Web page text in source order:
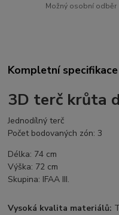
Možný osobní odběr
Kompletní specifikace
3D terč krůta
Jednodílný terč
Počet bodovaných zón: 3
Délka: 74 cm
Výška: 72 cm
Skupina: IFAA III.
Vysoká kvalita materiálů: